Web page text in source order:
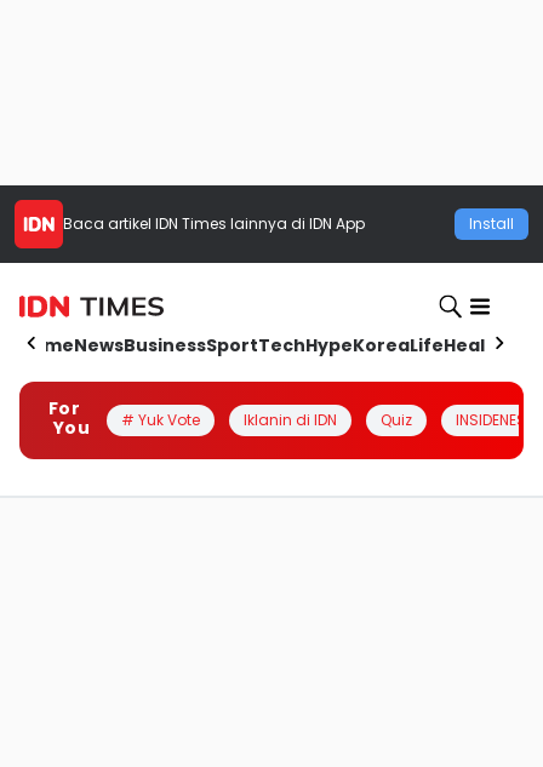
Baca artikel IDN Times lainnya di IDN App Install
HomeNewsBusinessSportTechHypeKoreaLifeHealth
For
You
# Yuk Vote Iklanin di IDN Quiz INSIDENESIA